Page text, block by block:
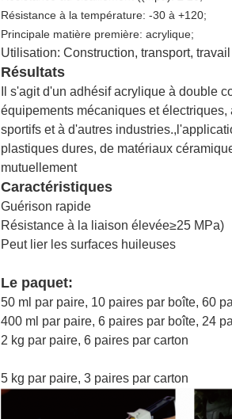
Résistance à la température: -30 à +120;
Principale matière première: acrylique;
Utilisation: Construction, transport,
Résultats
Il s'agit d'un adhésif acrylique à double
équipements mécaniques et
sportifs et à d'autres
plastiques dures, de matériaux
mutuellement
Caractéristiques
Guérison rapide
Résistance à la liaison élevée≥25 MPa)
Peut lier les surfaces huileuses
Le paquet:
50 ml par paire, 10 paires par boîte, 60
400 ml par paire, 6 paires par boîte, 24
2 kg par paire, 6 paires par carton
5 kg par paire, 3 paires par carton